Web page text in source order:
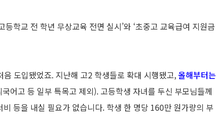
학교 전 학년 무상교육 전면 실시’와 ‘초중고 교육급여 지원금
도입됐었죠. 지난해 고2 학생들로 확대 시행됐고,올해부터는
어고 등 일부 특목고 제외). 고등학생 자녀를 두신 부모님들께
등을 내실 필요가 없습니다. 학생 한 명당 160만 원가량의 부